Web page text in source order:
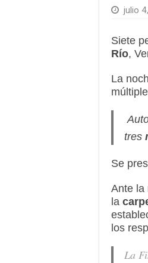
julio
Siete
Río,
La
tres
Se
Ante la
la
los
La